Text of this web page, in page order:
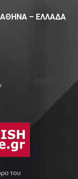
| ΑΘΗΝΑ – ΕΛΛΑΔΑ
του